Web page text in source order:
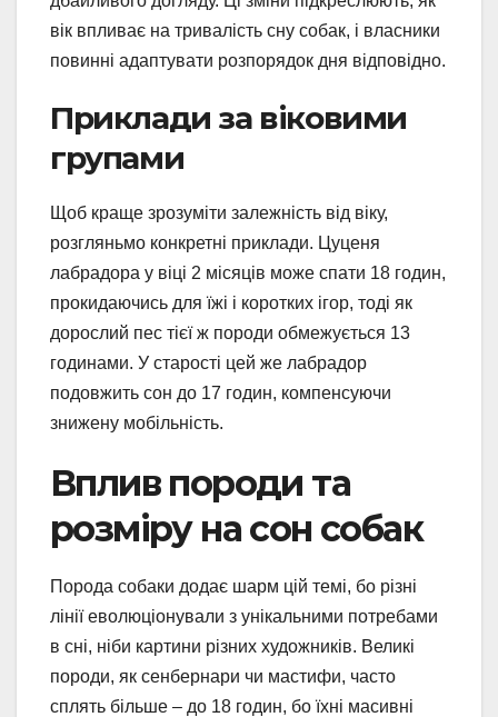
вік впливає на тривалість сну собак, і власники
повинні адаптувати розпорядок дня відповідно.
Приклади за віковими
групами
Щоб краще зрозуміти залежність від віку,
розгляньмо конкретні приклади. Цуценя
лабрадора у віці 2 місяців може спати 18 годин,
прокидаючись для їжі і коротких ігор, тоді як
дорослий пес тієї ж породи обмежується 13
годинами. У старості цей же лабрадор
подовжить сон до 17 годин, компенсуючи
знижену мобільність.
Вплив породи та
розміру на сон собак
Порода собаки додає шарм цій темі, бо різні
лінії еволюціонували з унікальними потребами
в сні, ніби картини різних художників. Великі
породи, як сенбернари чи мастифи, часто
сплять більше – до 18 годин, бо їхні масивні